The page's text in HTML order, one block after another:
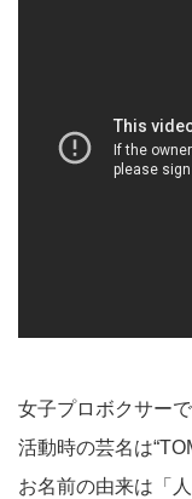
女子プロボクサー
活動時の芸名は
お名前の由来は「